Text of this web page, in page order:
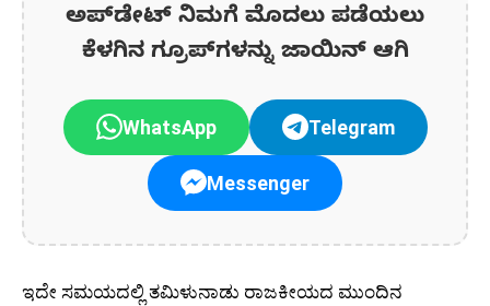
ಅಪ್‌ಡೇಟ್‌ ನಿಮಗೆ ಮೊದಲು ಪಡೆಯಲು
ಕೆಳಗಿನ ಗ್ರೂಪ್‌ಗಳನ್ನು ಜಾಯಿನ್ ಆಗಿ
WhatsApp Telegram
Messenger
ಇದೇ ಸಮಯದಲ್ಲಿ ತಮಿಳುನಾಡು ರಾಜಕೀಯದ ಮುಂದಿನ